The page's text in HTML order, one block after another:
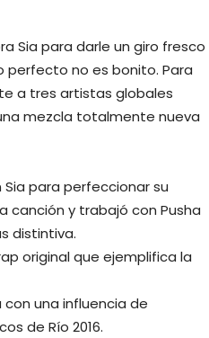
Sia para darle un giro fresco
perfecto no es bonito. Para
a tres artistas globales
mezcla totalmente nueva
para perfeccionar su
canción y trabajó con Pusha
distintiva.
original que ejemplifica la
una influencia de
de Río 2016.